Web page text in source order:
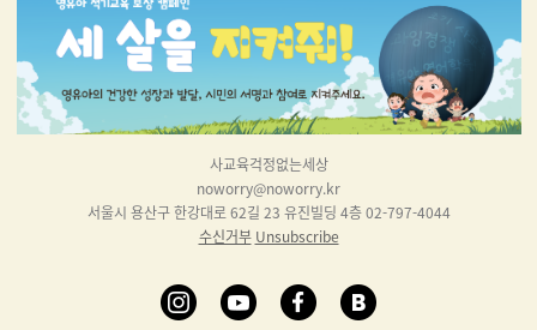
사교육걱정없는세상
noworry@noworry.kr
서울시 용산구 한강대로 62길 23 유진빌딩 4층 02-797-4044
수신거부 Unsubscribe